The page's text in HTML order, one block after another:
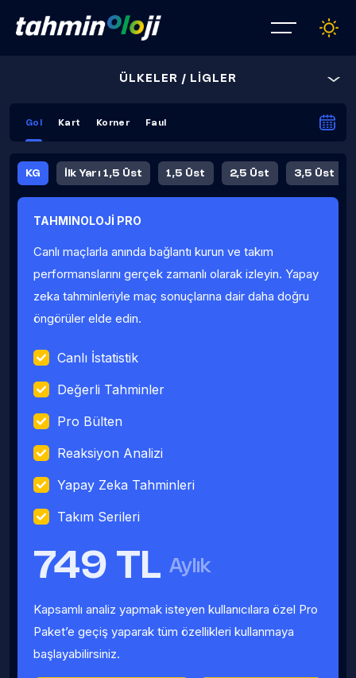
ÜLKELER / LİGLER
Gol Kart Korner Faul
KG İlk Yarı 1,5 Üst 1,5 Üst 2,5 Üst 3,5 Üst
Fauller Ortalama
TAHMINOLOJİ PRO
Canlı maçlarla anında bağlantı kurun ve takım
performanslarını gerçek zamanlı olarak izleyin. Yapay
zeka tahminleriyle maç sonuçlarına dair daha doğru
öngörüler elde edin.
Canlı İstatistik
Değerli Tahminler
Pro Bülten
Reaksiyon Analizi
Yapay Zeka Tahminleri
Takım Serileri
749 TL Aylık
Kapsamlı analiz yapmak isteyen kullanıcılara özel Pro
Paket’e geçiş yaparak tüm özellikleri kullanmaya
başlayabilirsiniz.